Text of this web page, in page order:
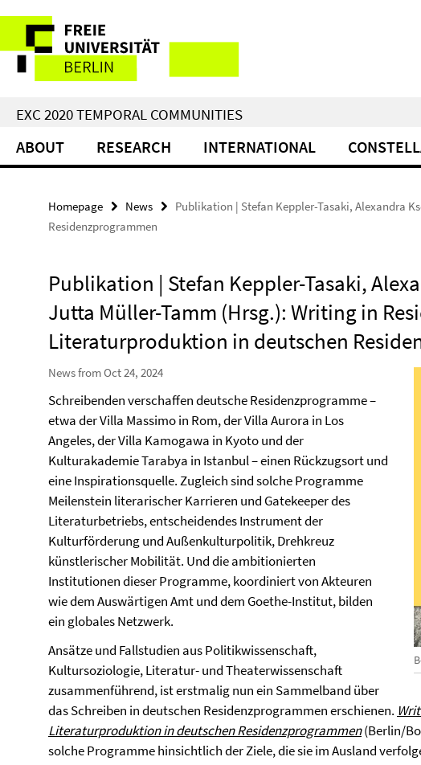
direkt
zu
Inhalt
Service
Navigation
EXC 2020 TEMPORAL COMMUNITIES
ABOUT RESEARCH INTERNATIONAL
Homepage News
Publikation | Stefan Keppler-Tasaki, Alexandra
Residenzprogrammen
Publikation | Stefan Keppler-Tasaki,
Jutta Müller-Tamm (Hrsg.): Writing in
Literaturproduktion in deutschen
News from Oct 24, 2024
Schreibenden verschaffen deutsche Residenzprogramme –
etwa der Villa Massimo in Rom, der Villa Aurora in Los
Angeles, der Villa Kamogawa in Kyoto und der
Kulturakademie Tarabya in Istanbul – einen Rückzugsort und
eine Inspirationsquelle. Zugleich sind solche Programme
Meilenstein literarischer Karrieren und Gatekeeper des
Literaturbetriebs, entscheidendes Instrument der
Kulturförderung und Außenkulturpolitik, Drehkreuz
künstlerischer Mobilität. Und die ambitionierten
Institutionen dieser Programme, koordiniert von Akteuren
wie dem Auswärtigen Amt und dem Goethe-Institut, bilden
ein globales Netzwerk.
Ansätze und Fallstudien aus Politikwissenschaft,
Kultursoziologie, Literatur- und Theaterwissenschaft
zusammenführend, ist erstmalig nun ein Sammelband über
das Schreiben in deutschen Residenzprogrammen erschienen.
Literaturproduktion in deutschen Residenzprogrammen(Berlin/
solche Programme hinsichtlich der Ziele, die sie im Ausland